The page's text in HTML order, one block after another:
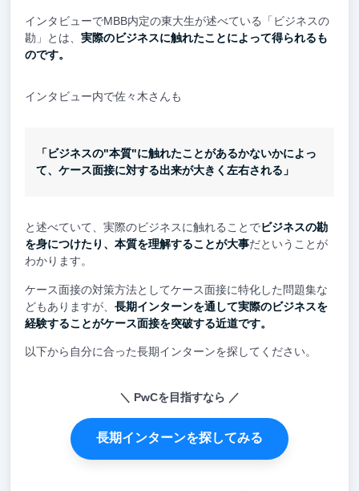
インタビューでMBB内定の東大生が述べている「ビジネスの
勘」とは、 実際のビジネスに触れたことによって得られるも
のです。
インタビュー内で佐々木さんも
「ビジネスの"本質"に触れたことがあるかないかによっ
て、ケース面接に対する出来が大きく左右される」
と述べていて、実際のビジネスに触れることでビジネスの勘
を身につけたり、本質を理解することが大事だということが
わかります。
ケース面接の対策方法としてケース面接に特化した問題集な
どもありますが、 長期インターンを通して実際のビジネスを
経験することがケース面接を突破する近道です。
以下から自分に合った長期インターンを探してください。
PwCを目指すなら
長期インターンを探してみる